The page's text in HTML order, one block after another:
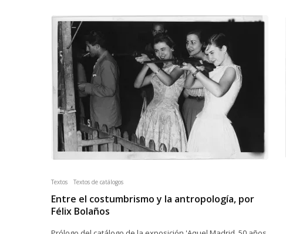
Textos Textos de catálogos
Entre el costumbrismo y la antropología, por
Félix Bolaños